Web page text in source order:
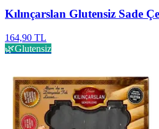
Kılınçarslan Glutensiz Sade
164,90 TL
🌿Glutensiz